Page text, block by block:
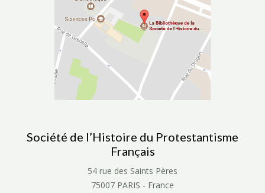
Société de l’Histoire du Protestantisme
Français
54 rue des Saints Pères
75007 PARIS - France